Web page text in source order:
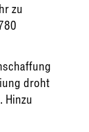
zu
droht
Hinzu